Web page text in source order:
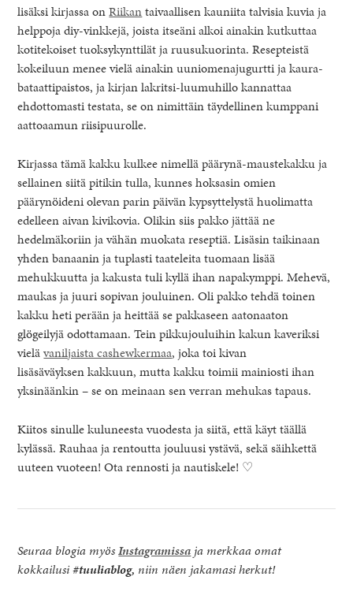
lisäksi kirjassa onRiikantaivaallisen kauniita talvisia kuvia ja
helppoja diy-vinkkejä, joista itseäni alkoi ainakin kutkuttaa
kotitekoiset tuoksykynttilät ja ruusukuorinta. Resepteistä
kokeiluun menee vielä ainakin uuniomenajugurtti ja kaura-
bataattipaistos, ja kirjan lakritsi-luumuhillo kannattaa
ehdottomasti testata, se on nimittäin täydellinen kumppani
aattoaamun riisipuurolle.
Kirjassa tämä kakku kulkee nimellä päärynä-maustekakku ja
sellainen siitä pitikin tulla, kunnes hoksasin omien
päärynöideni olevan parin päivän kypsyttelystä huolimatta
edelleen aivan kivikovia. Olikin siis pakko jättää ne
hedelmäkoriin ja vähän muokata reseptiä. Lisäsin taikinaan
yhden banaanin ja tuplasti taateleita tuomaan lisää
mehukkuutta ja kakusta tuli kyllä ihan napakymppi. Mehevä,
maukas ja juuri sopivan jouluinen. Oli pakko tehdä toinen
kakku heti perään ja heittää se pakkaseen aatonaaton
glögeilyjä odottamaan. Tein pikkujouluihin kakun kaveriksi
vielävaniljaista cashewkermaa, joka toi kivan
lisäsäväyksen kakkuun, mutta kakku toimii mainiosti ihan
yksinäänkin – se on meinaan sen verran mehukas tapaus.
Kiitos sinulle kuluneesta vuodesta ja siitä, että käyt täällä
kylässä. Rauhaa ja rentoutta jouluusi ystävä, sekä säihkettä
uuteen vuoteen! Ota rennosti ja nautiskele! ♡
Seuraa blogia myösInstagramissa ja merkkaa omat
kokkailusi#tuuliablog, niin näen jakamasi herkut!